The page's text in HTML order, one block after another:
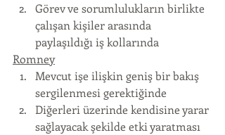
Görev ve sorumlulukların birlikte
çalışan kişiler arasında
paylaşıldığı iş kollarında
Romney
Mevcut işe ilişkin geniş bir bakış
sergilenmesi gerektiğinde
Diğerleri üzerinde kendisine yarar
sağlayacak şekilde etki yaratması